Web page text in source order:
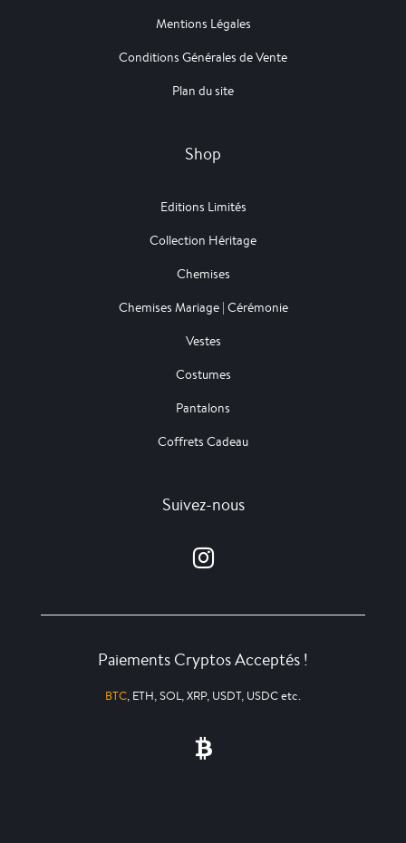
Mentions Légales
Conditions Générales de Vente
Plan du site
Shop
Editions Limités
Collection Héritage
Chemises
Chemises Mariage | Cérémonie
Vestes
Costumes
Pantalons
Coffrets Cadeau
Suivez-nous
Paiements Cryptos Acceptés !
BTC, ETH, SOL, XRP, USDT, USDC etc.